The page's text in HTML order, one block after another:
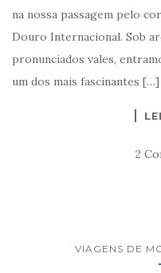
na nossa passagem pelo
Douro Internacional. Sob
pronunciados vales,
um dos mais fascinantes […]
2
VIAGENS DE